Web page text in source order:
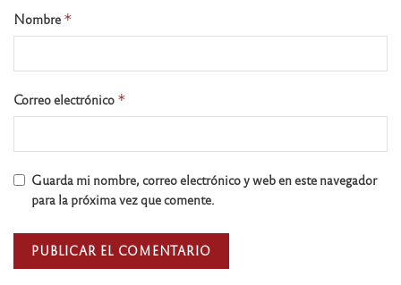
Nombre *
Correo electrónico *
Guarda mi nombre, correo electrónico y web en este navegador
para la próxima vez que comente.